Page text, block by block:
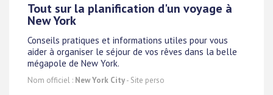
Tout sur la planification d'un voyage à
New York
Conseils pratiques et informations utiles pour vous
aider à organiser le séjour de vos rêves dans la belle
mégapole de New York.
Nom officiel : New York City- Site perso